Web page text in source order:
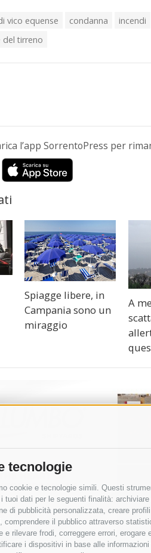
tecnologie
cookie e tecnologie simili. Questi
tuoi dati per le seguenti finalità:
di pubblicità personalizzata, creare
il pubblico attraverso
rilevare frodi, correggere errori,
i dispositivi in base alle
vico equense condanna incendi
tirreno
l’app SorrentoPress per
Spiagge libere, in
Campania sono un
miraggio
A